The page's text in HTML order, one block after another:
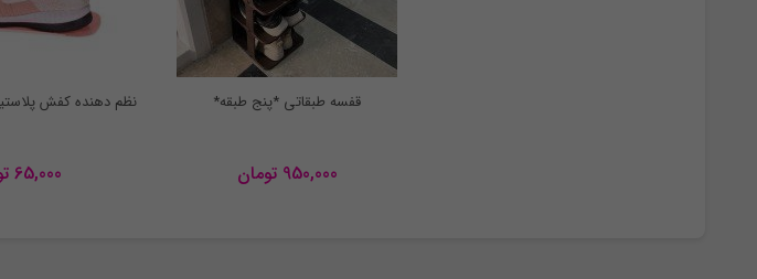
نظم دهنده کفش
65,000
قفسه طبقاتی *پنج طبقه*
950,000 تومان